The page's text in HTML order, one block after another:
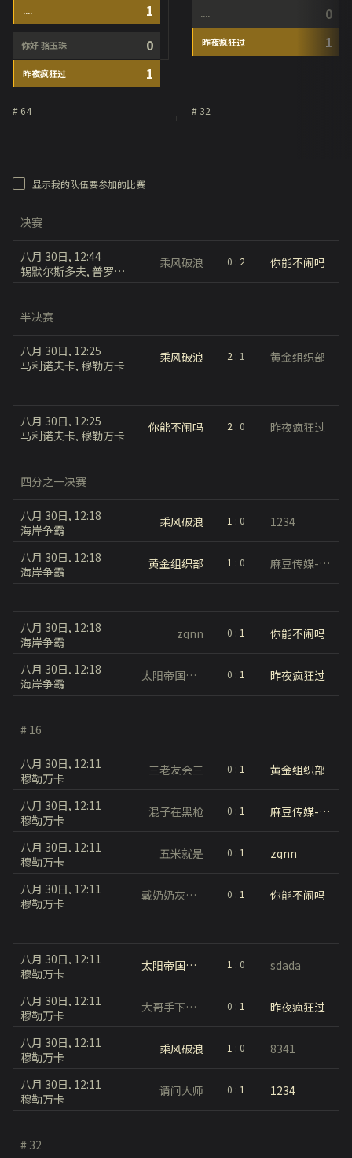
.... 1
你好 骆玉珠 0
昨夜疯狂过 1
.... 0
昨夜疯狂过 1
# 64 # 32
显示我的队伍要参加的比赛
决赛
八月 30日, 12:44
锡默尔斯多夫, 普罗霍洛夫卡
乘风破浪 0 : 2 你能不闹吗
半决赛
八月 30日, 12:25
马利诺夫卡, 穆勒万卡
乘风破浪 2 : 1 黄金组织部
八月 30日, 12:25
马利诺夫卡, 穆勒万卡
你能不闹吗 2 : 0 昨夜疯狂过
四分之一决赛
八月 30日, 12:18
海岸争霸
乘风破浪 1 : 0 1234
八月 30日, 12:18
海岸争霸
黄金组织部 1 : 0 麻豆传媒-经典再现
八月 30日, 12:18
海岸争霸
zqnn 0 : 1 你能不闹吗
八月 30日, 12:18
海岸争霸
太阳帝国的原罪 0 : 1 昨夜疯狂过
# 16
八月 30日, 12:11
穆勒万卡
三老友会三 0 : 1 黄金组织部
八月 30日, 12:11
穆勒万卡
混子在黑枪 0 : 1 麻豆传媒-经典再现
八月 30日, 12:11
穆勒万卡
五米就是 0 : 1 zqnn
八月 30日, 12:11
穆勒万卡
戴奶奶灰中分头穿背带裤打篮球 0 : 1 你能不闹吗
八月 30日, 12:11
穆勒万卡
太阳帝国的原罪 1 : 0 sdada
八月 30日, 12:11
穆勒万卡
大哥手下留情 0 : 1 昨夜疯狂过
八月 30日, 12:11
穆勒万卡
乘风破浪 1 : 0 8341
八月 30日, 12:11
穆勒万卡
请问大师 0 : 1 1234
# 32